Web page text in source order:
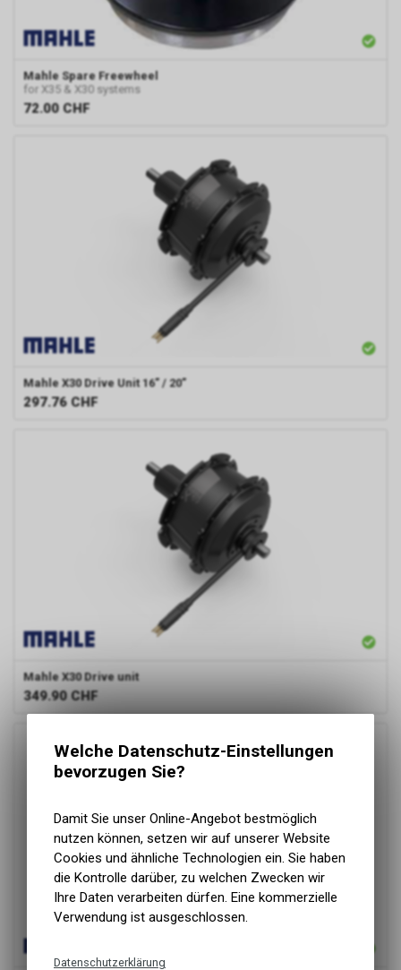
Mahle Spare Freewheel
for X35 & X30 systems
72.00 CHF
Mahle X30 Drive Unit 16” / 20”
297.76 CHF
Mahle X30 Drive unit
349.90 CHF
Welche Datenschutz-Einstellungen
bevorzugen Sie?
Damit Sie unser Online-Angebot bestmöglich
nutzen können, setzen wir auf unserer Website
Cookies und ähnliche Technologien ein. Sie haben
die Kontrolle darüber, zu welchen Zwecken wir
Ihre Daten verarbeiten dürfen. Eine kommerzielle
Verwendung ist ausgeschlossen.
Datenschutzerklärung